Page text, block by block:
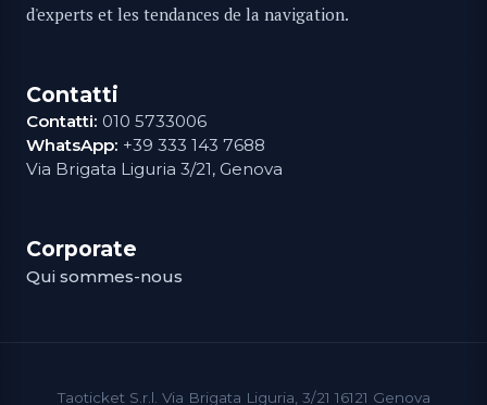
d'experts et les tendances de la navigation.
Contatti
Contatti: 010 5733006
WhatsApp: +39 333 143 7688
Via Brigata Liguria 3/21, Genova
Corporate
Qui sommes-nous
Taoticket S.r.l. Via Brigata Liguria, 3/21 16121 Genova